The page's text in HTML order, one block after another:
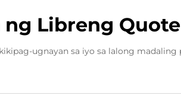
Libreng Quote
ugnayan sa iyo sa lalong madaling